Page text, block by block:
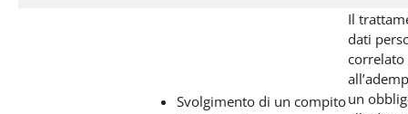
Svolgimento di un compito
Il
dati
correlato
un